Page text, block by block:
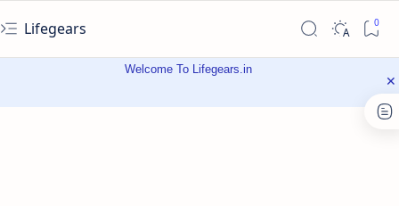
Lifegears
Welcome To Lifegears.in